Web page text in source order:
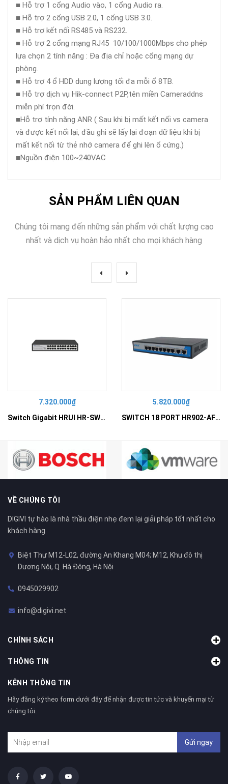
■ Hỗ trợ 1 cổng Audio vào, 1 cổng Audio ra.
■ Hỗ trợ 2 cổng USB 2.0, 1 cổng USB 3.0.
■ Hỗ trợ kết nối RS485 và RS232.
■ Hỗ trợ 2 cổng mạng RJ45 10/100/1000Mbps cho phép
lựa chọn 2 tính năng : Đa địa chỉ hoặc cổng mạng dự
phòng.
■ Hỗ trợ 4 ổ HDD dung lượng tối đa mỗi ổ 8TB.
■ Hỗ trợ dịch vụ Hik-connect P2P,tên miền Cameraddns
miễn phí trọn đời.
■Hỗ trợ tính năng ANR ( Sau khi bị mất kết nối vs camera
và được kết nối lại, đầu ghi sẽ lấy lại đoạn dữ liệu khi bị
mất kết nối từ thẻ nhớ camera để ghi lên ổ cứng.)
■Nguồn điện 100~240VAC
SẢN PHẨM LIÊN QUAN
Chúng tôi mang đến những sản phẩm với chất lượng cao
nhất và dịch vụ hoàn hảo nhất cho mọi khách hàng
7.320.000₫
Switch Gigabit HRUI HR-SWG10240D
5.820.000₫
SWITCH 18 PORT HR902-AF162G-300 – Switch PoE 16 Cổng
VỀ CHÚNG TÔI
DIGIVI tự hào là nhà thầu điện nhẹ đem lại giải pháp tốt nhất cho
khách hàng
Biệt Thự M12-L02, đường An Khang M04; M12, Khu đô thị
Dương Nội, Q. Hà Đông, Hà Nội
0945029902
info@digivi.net
CHÍNH SÁCH
THÔNG TIN
KÊNH THÔNG TIN
Hãy đăng ký theo form dưới đây để nhận được tin tức và khuyến mại từ
chúng tôi.
Gửi ngay